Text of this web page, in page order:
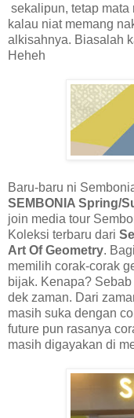
sekalipun, tetap mata
kalau niat memang
alkisahnya. Biasalah
Heheh
Baru-baru ni
SEMBONIA Spring/
join media tour
Koleksi terbaru dari
Art Of Geometry.
memilih corak-corak
bijak. Kenapa?
dek zaman. Dari
masih suka dengan
future pun rasanya
masih digayakan di